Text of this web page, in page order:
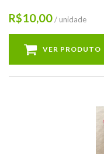
R$10,00/ unidade
VER PRODUTO